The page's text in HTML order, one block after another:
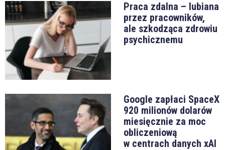
Praca zdalna – lubiana
przez pracowników,
ale szkodząca zdrowiu
psychicznemu
Google zapłaci SpaceX
920 milionów dolarów
miesięcznie za moc
obliczeniową
w centrach danych xAI